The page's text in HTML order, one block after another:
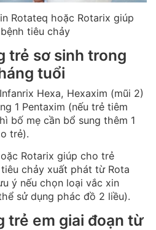
Rotateq hoặc Rotarix giúp
tiêu chảy
trẻ sơ sinh trong
tuổi
Hexa, Hexaxim (mũi 2)
1 Pentaxim (nếu trẻ tiêm
bố mẹ cần bổ sung thêm 1
trẻ).
Rotarix giúp cho trẻ
chảy xuất phát từ Rota
ý nếu chọn loại vắc xin
sử dụng phác đồ 2 liều).
trẻ em giai đoạn từ